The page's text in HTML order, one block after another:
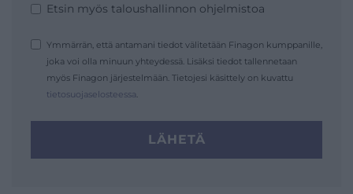
Etsin myös taloushallinnon ohjelmistoa
Ymmärrän, että antamani tiedot välitetään Finagon kumppanille,
joka voi olla minuun yhteydessä. Lisäksi tiedot tallennetaan
myös Finagon järjestelmään. Tietojesi käsittely on kuvattu
tietosuojaselosteessa .
LÄHETÄ